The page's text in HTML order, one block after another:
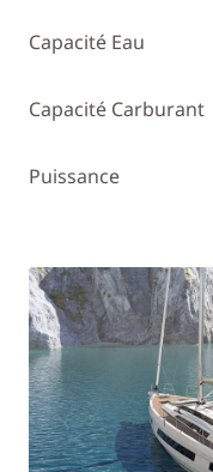
Capacité Eau
Capacité Carburant
Puissance